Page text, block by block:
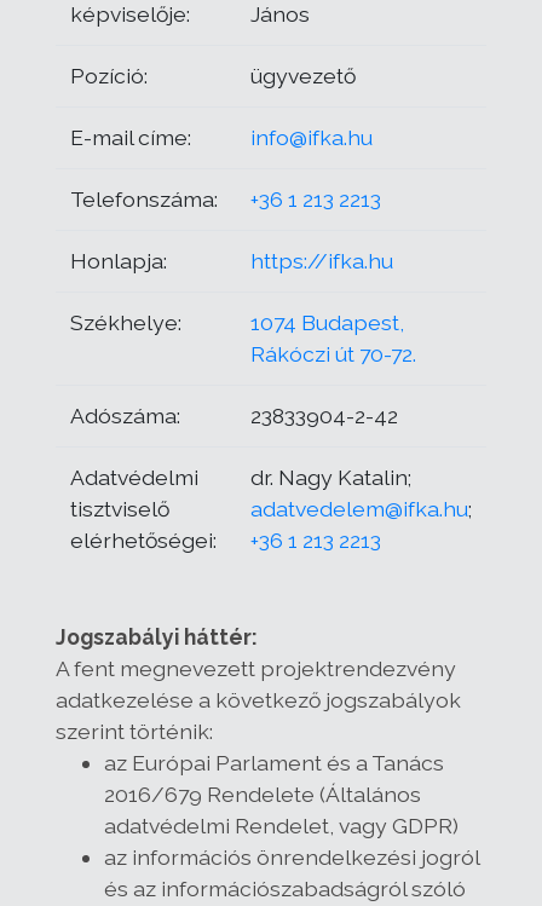
képviselője:
János
Pozíció: ügyvezető
E-mail címe: info@ifka.hu
Telefonszáma: +36 1 213 2213
Honlapja: https://ifka.hu
Székhelye:
1074 Budapest,
Rákóczi út 70-72.
Adószáma: 23833904-2-42
Adatvédelmi
tisztviselő
elérhetőségei:
dr. Nagy Katalin;
adatvedelem@ifka.hu;
+36 1 213 2213
Jogszabályi háttér:
A fent megnevezett projektrendezvény
adatkezelése a következő jogszabályok
szerint történik:
az Európai Parlament és a Tanács
2016/679 Rendelete (Általános
adatvédelmi Rendelet, vagy GDPR)
az információs önrendelkezési jogról
és az információszabadságról szóló